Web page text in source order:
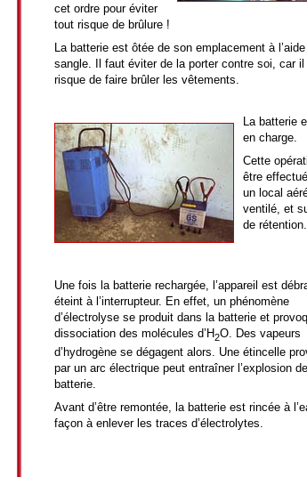
cet ordre pour éviter
tout risque de brûlure !
La batterie est ôtée de son emplacement à l’aide
sangle. Il faut éviter de la porter contre soi, car
risque de faire brûler les vêtements.
La batterie
en charge.
Cette
être
un local
ventilé, et
de rétention.
Une fois la batterie rechargée, l’appareil est
éteint à l’interrupteur. En effet, un phénomène
d’électrolyse se produit dans la batterie et
dissociation des molécules d’H2O. Des vapeurs
d’hydrogène se dégagent alors. Une étincelle
par un arc électrique peut entraîner l’explosion
batterie.
Avant d’être remontée, la batterie est rincée à
façon à enlever les traces d’électrolytes.